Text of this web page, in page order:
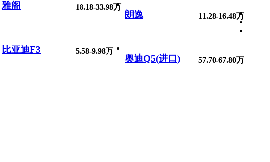
雅阁 18.18-33.98万
朗逸 11.28-16.48万
比亚迪F3 5.58-9.98万
奥迪Q5(进口) 57.70-67.80万